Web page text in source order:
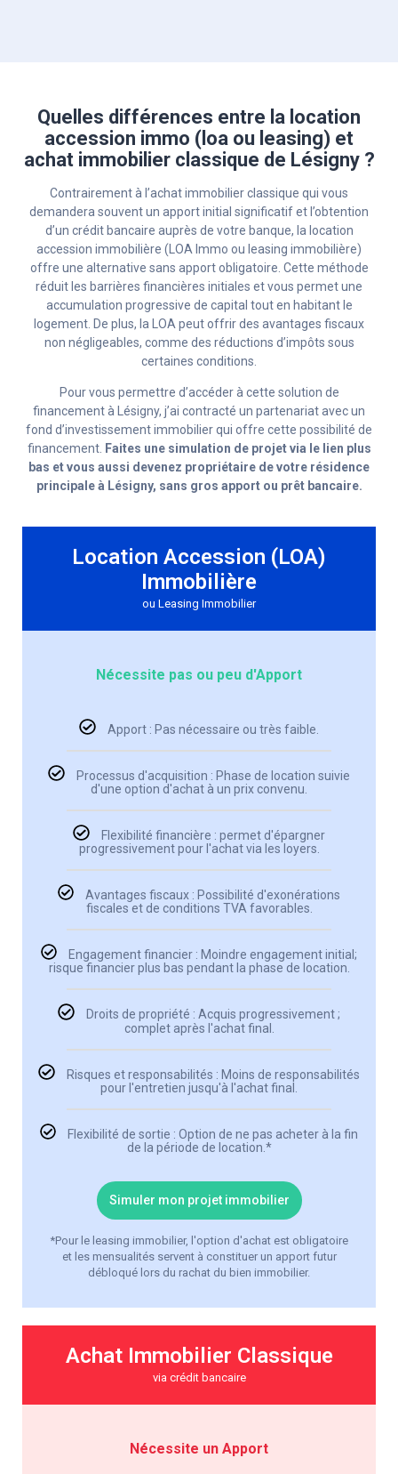
Quelles différences entre la location
accession immo (loa ou leasing) et
achat immobilier classique de Lésigny ?
Contrairement à l’achat immobilier classique qui vous
demandera souvent un apport initial significatif et l’obtention
d’un crédit bancaire auprès de votre banque, la location
accession immobilière (LOA Immo ou leasing immobilière)
offre une alternative sans apport obligatoire. Cette méthode
réduit les barrières financières initiales et vous permet une
accumulation progressive de capital tout en habitant le
logement. De plus, la LOA peut offrir des avantages fiscaux
non négligeables, comme des réductions d’impôts sous
certaines conditions.
Pour vous permettre d’accéder à cette solution de
financement à Lésigny, j’ai contracté un partenariat avec un
fond d’investissement immobilier qui offre cette possibilité de
financement. Faites une simulation de projet via le lien plus
bas et vous aussi devenez propriétaire de votre résidence
principale à Lésigny, sans gros apport ou prêt bancaire.
Location Accession (LOA)
Immobilière
ou Leasing Immobilier
Nécessite pas ou peu d'Apport
Apport : Pas nécessaire ou très faible.
Processus d'acquisition : Phase de location suivie
d'une option d'achat à un prix convenu.
Flexibilité financière : permet d'épargner
progressivement pour l'achat via les loyers.
Avantages fiscaux : Possibilité d'exonérations
fiscales et de conditions TVA favorables.
Engagement financier : Moindre engagement initial;
risque financier plus bas pendant la phase de location.
Droits de propriété : Acquis progressivement ;
complet après l'achat final.
Risques et responsabilités : Moins de responsabilités
pour l'entretien jusqu'à l'achat final.
Flexibilité de sortie : Option de ne pas acheter à la fin
de la période de location.*
Simuler mon projet immobilier
*Pour le leasing immobilier, l'option d'achat est obligatoire
et les mensualités servent à constituer un apport futur
débloqué lors du rachat du bien immobilier.
Achat Immobilier Classique
via crédit bancaire
Nécessite un Apport